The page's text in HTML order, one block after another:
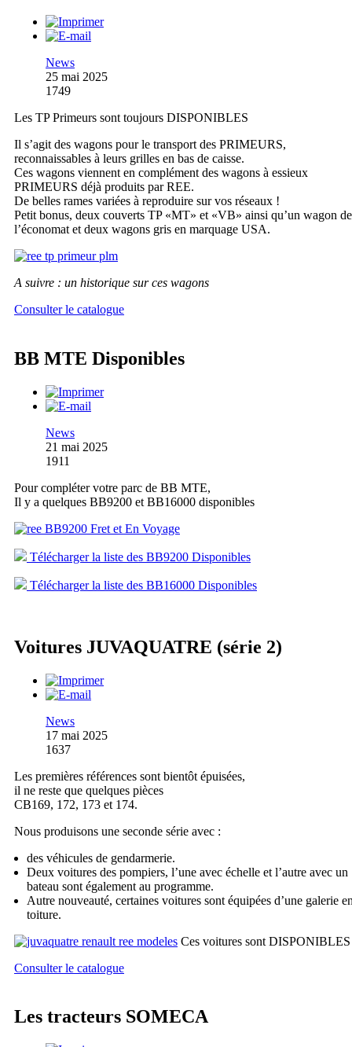
News
25 mai 2025
1749
Les TP Primeurs sont toujours DISPONIBLES
Il s’agit des wagons pour le transport des PRIMEURS,
reconnaissables à leurs grilles en bas de caisse.
Ces wagons viennent en complément des wagons à essieux
PRIMEURS déjà produits par REE.
De belles rames variées à reproduire sur vos réseaux !
Petit bonus, deux couverts TP «MT» et «VB» ainsi qu’un wagon de
l’économat et deux wagons gris en marquage USA.
A suivre : un historique sur ces wagons
Consulter le catalogue
BB MTE Disponibles
News
21 mai 2025
1911
Pour compléter votre parc de BB MTE,
Il y a quelques BB9200 et BB16000 disponibles
Télécharger la liste des BB9200 Disponibles
Télécharger la liste des BB16000 Disponibles
Voitures JUVAQUATRE (série 2)
News
17 mai 2025
1637
Les premières références sont bientôt épuisées,
il ne reste que quelques pièces
CB169, 172, 173 et 174.
Nous produisons une seconde série avec :
des véhicules de gendarmerie.
Deux voitures des pompiers, l’une avec échelle et l’autre avec un
bateau sont également au programme.
Autre nouveauté, certaines voitures sont équipées d’une galerie
toiture.
Ces voitures sont DISPONIBLES
Consulter le catalogue
Les tracteurs SOMECA